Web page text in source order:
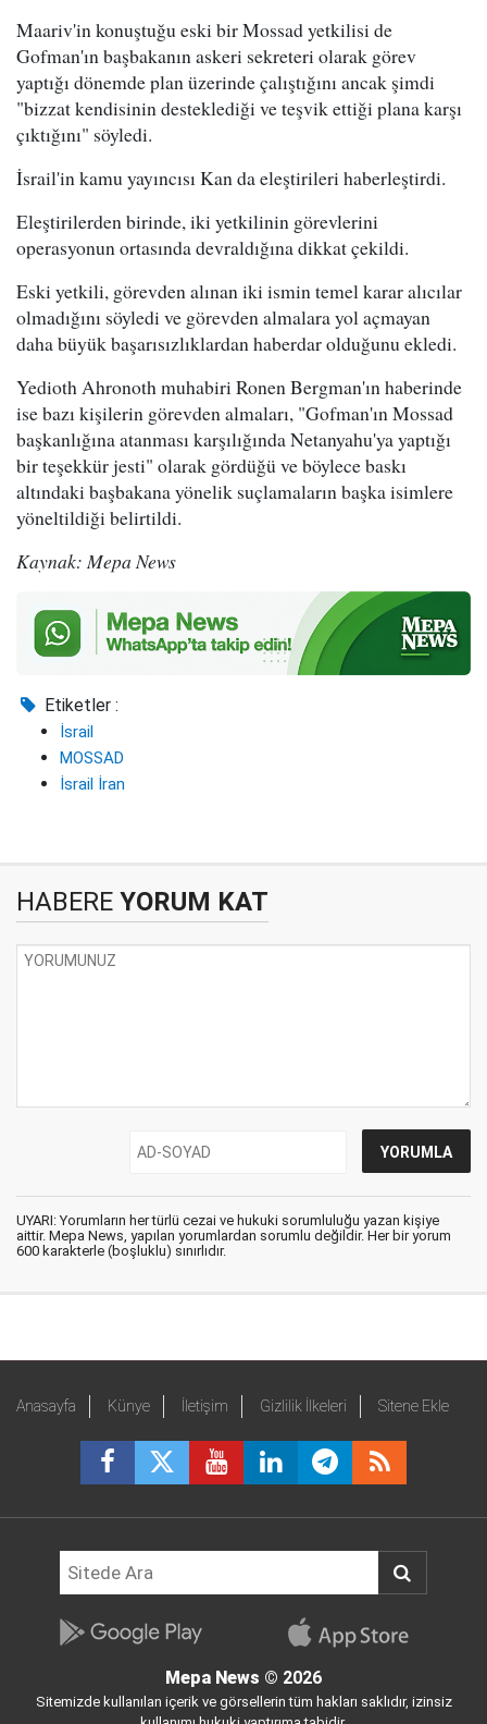
Maariv'in konuştuğu eski bir Mossad yetkilisi de
Gofman'ın başbakanın askeri sekreteri olarak görev
yaptığı dönemde plan üzerinde çalıştığını ancak şimdi
"bizzat kendisinin desteklediği ve teşvik ettiği plana karşı
çıktığını" söyledi.
İsrail'in kamu yayıncısı Kan da eleştirileri haberleştirdi.
Eleştirilerden birinde, iki yetkilinin görevlerini
operasyonun ortasında devraldığına dikkat çekildi.
Eski yetkili, görevden alınan iki ismin temel karar alıcılar
olmadığını söyledi ve görevden almalara yol açmayan
daha büyük başarısızlıklardan haberdar olduğunu ekledi.
Yedioth Ahronoth muhabiri Ronen Bergman'ın haberinde
ise bazı kişilerin görevden almaları, "Gofman'ın Mossad
başkanlığına atanması karşılığında Netanyahu'ya yaptığı
bir teşekkür jesti" olarak gördüğü ve böylece baskı
altındaki başbakana yönelik suçlamaların başka isimlere
yöneltildiği belirtildi.
Kaynak: Mepa News
Etiketler :
İsrail
MOSSAD
İsrail İran
HABERE YORUM KAT
UYARI: Yorumların her türlü cezai ve hukuki sorumluluğu yazan kişiye
aittir. Mepa News, yapılan yorumlardan sorumlu değildir. Her bir yorum
600 karakterle (boşluklu) sınırlıdır.
Anasayfa Künye İletişim Gizlilik İlkeleri Sitene Ekle
Mepa News © 2026
Sitemizde kullanılan içerik ve görsellerin tüm hakları saklıdır, izinsiz